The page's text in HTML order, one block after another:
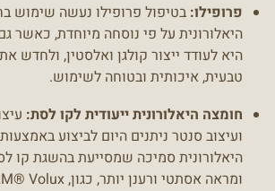
פרופילו: בטיפול פרופילו נעשה שימוש
היאלורונית על פי נוסחה מיוחדת, כאשר
היא לעודד ייצור קולגן ואלסטין, ולחדש
טבעית, איכותית ובטוחה לשימוש.
חומצה היאלורונית ייעודית לקו לסת:
ועיצוב סנטר ניתנים היום לביצוע
היאלורונית סמיכה שמסייעת בהשגת קו
ומראה אסתטי ורענן יותר, כגון, JUVÉDERM® Volux.